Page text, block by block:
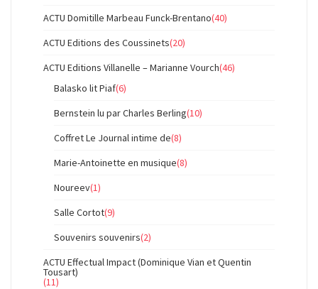
ACTU Domitille Marbeau Funck-Brentano(40)
ACTU Editions des Coussinets(20)
ACTU Editions Villanelle – Marianne Vourch(46)
Balasko lit Piaf(6)
Bernstein lu par Charles Berling(10)
Coffret Le Journal intime de(8)
Marie-Antoinette en musique(8)
Noureev(1)
Salle Cortot(9)
Souvenirs souvenirs(2)
ACTU Effectual Impact (Dominique Vian et Quentin
Tousart)
(11)